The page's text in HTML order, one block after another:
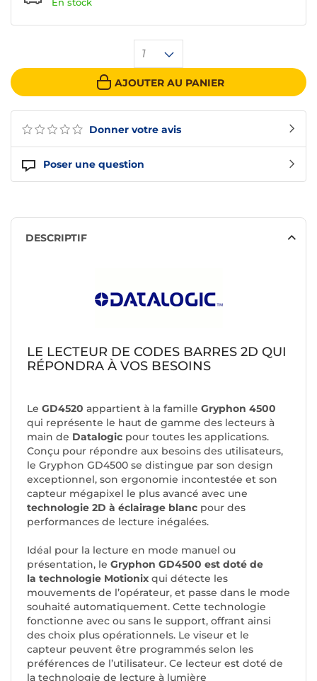
Donner votre avis
Poser une question
1
AJOUTER AU PANIER
En stock
DESCRIPTIF
LE LECTEUR DE CODES BARRES 2D QUI
RÉPONDRA À VOS BESOINS
Le GD4520 appartient à la famille Gryphon 4500
qui représente le haut de gamme des lecteurs à
main de Datalogic pour toutes les applications.
Conçu pour répondre aux besoins des utilisateurs,
le Gryphon GD4500 se distingue par son design
exceptionnel, son ergonomie incontestée et son
capteur mégapixel le plus avancé avec une
technologie 2D à éclairage blanc pour des
performances de lecture inégalées.
Idéal pour la lecture en mode manuel ou
présentation, le Gryphon GD4500 est doté de
la technologie Motionix qui détecte les
mouvements de l’opérateur, et passe dans le mode
souhaité automatiquement. Cette technologie
fonctionne avec ou sans le support, offrant ainsi
des choix plus opérationnels. Le viseur et le
capteur peuvent être programmés selon les
préférences de l’utilisateur. Ce lecteur est doté de
la technologie de lecture à lumière